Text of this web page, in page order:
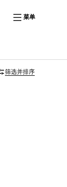
菜单
筛选并排序